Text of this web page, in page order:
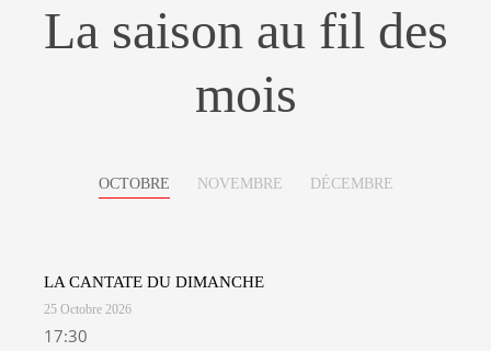
La saison au fil des
mois
OCTOBRE NOVEMBRE DÉCEMBRE
LA CANTATE DU DIMANCHE
25 Octobre 2026
17:30